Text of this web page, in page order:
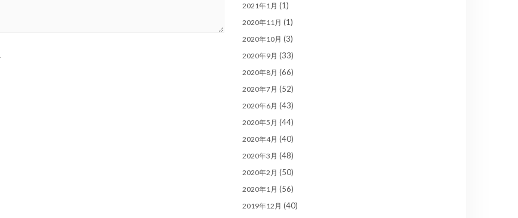
2021年1月 (1)
2020年11月 (1)
2020年10月 (3)
2020年9月 (33)
2020年8月 (66)
2020年7月 (52)
2020年6月 (43)
2020年5月 (44)
2020年4月 (40)
2020年3月 (48)
2020年2月 (50)
2020年1月 (56)
2019年12月 (40)